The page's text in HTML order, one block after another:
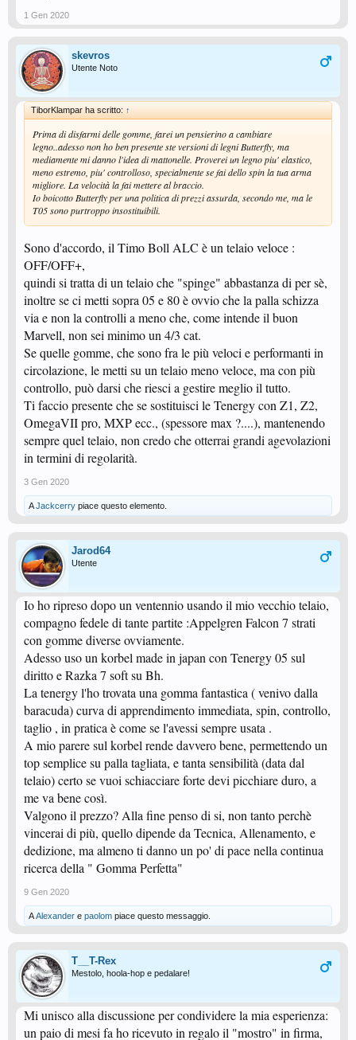
1 Gen 2020
skevros
Utente Noto
TiborKlampar ha scritto: ↑
Prima di disfarmi delle gomme, farei un pensierino a cambiare
legno..adesso non ho ben presente ste versioni di legni Butterfly, ma
mediamente mi danno l'idea di mattonelle. Proverei un legno piu' elastico,
meno estremo, piu' controlloso, specialmente se fai dello spin la tua arma
migliore. La velocità la fai mettere al braccio.
Io boicotto Butterfly per una politica di prezzi assurda, secondo me, ma le
T05 sono purtroppo insostituibili.
Sono d'accordo, il Timo Boll ALC è un telaio veloce :
OFF/OFF+,
quindi si tratta di un telaio che "spinge" abbastanza di per sè,
inoltre se ci metti sopra 05 e 80 è ovvio che la palla schizza
via e non la controlli a meno che, come intende il buon
Marvell, non sei minimo un 4/3 cat.
Se quelle gomme, che sono fra le più veloci e performanti in
circolazione, le metti su un telaio meno veloce, ma con più
controllo, può darsi che riesci a gestire meglio il tutto.
Ti faccio presente che se sostituisci le Tenergy con Z1, Z2,
OmegaVII pro, MXP ecc., (spessore max ?....), mantenendo
sempre quel telaio, non credo che otterrai grandi agevolazioni
in termini di regolarità.
3 Gen 2020
AJackcerry piace questo elemento.
Jarod64
Utente
Io ho ripreso dopo un ventennio usando il mio vecchio telaio,
compagno fedele di tante partite :Appelgren Falcon 7 strati
con gomme diverse ovviamente.
Adesso uso un korbel made in japan con Tenergy 05 sul
diritto e Razka 7 soft su Bh.
La tenergy l'ho trovata una gomma fantastica ( venivo dalla
baracuda) curva di apprendimento immediata, spin, controllo,
taglio , in pratica è come se l'avessi sempre usata .
A mio parere sul korbel rende davvero bene, permettendo un
top semplice su palla tagliata, e tanta sensibilità (data dal
telaio) certo se vuoi schiacciare forte devi picchiare duro, a
me va bene così.
Valgono il prezzo? Alla fine penso di si, non tanto perchè
vincerai di più, quello dipende da Tecnica, Allenamento, e
dedizione, ma almeno ti danno un po' di pace nella continua
ricerca della " Gomma Perfetta"
9 Gen 2020
AAlexander e paolom piace questo messaggio.
T__T-Rex
Mestolo, hoola-hop e pedalare!
Mi unisco alla discussione per condividere la mia esperienza:
un paio di mesi fa ho ricevuto in regalo il "mostro" in firma,